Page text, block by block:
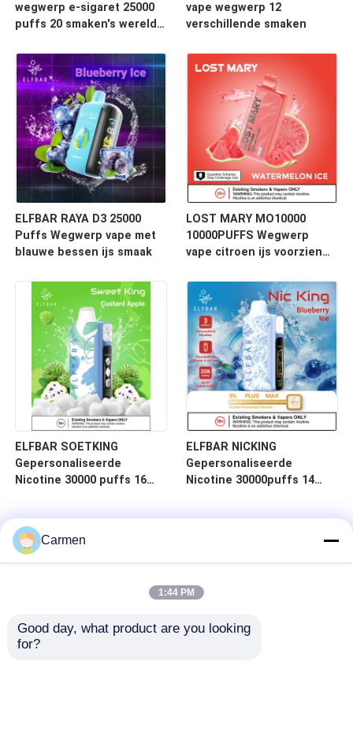
Thuis
wegwerp e-sigaret 25000
puffs 20 smaken's werelds
vape wegwerp 12
verschillende smaken
ELFBAR RAYA D3 25000
Puffs Wegwerp vape met
blauwe bessen ijs smaak
LOST MARY MO10000
10000PUFFS Wegwerp
vape citroen ijs voorzien
ELFBAR SOETKING
Gepersonaliseerde
Nicotine 30000 puffs 16
Appelsmaak
ELFBAR NICKING
Gepersonaliseerde
Nicotine 30000puffs 14
Carmen
1:44 PM
Good day, what product are you looking
for?